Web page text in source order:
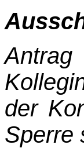
Antrag
der
Sperre